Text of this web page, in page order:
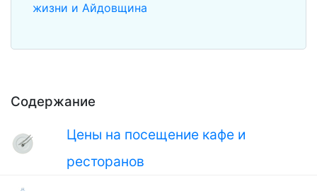
Содержание
Цены на посещение кафе и
ресторанов
жизни и Айдовщина